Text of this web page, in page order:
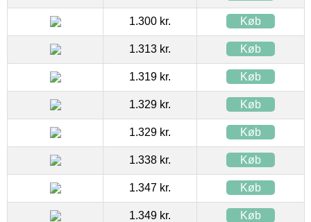
1.300 kr. Køb
1.313 kr. Køb
1.319 kr. Køb
1.329 kr. Køb
1.329 kr. Køb
1.338 kr. Køb
1.347 kr. Køb
1.349 kr. Køb